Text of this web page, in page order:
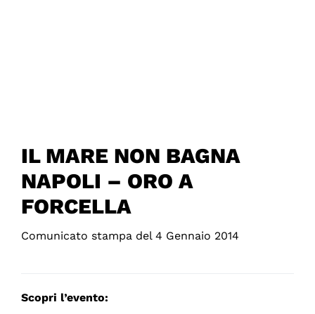
IL MARE NON BAGNA
NAPOLI – ORO A
FORCELLA
Comunicato stampa del 4 Gennaio 2014
Scopri l’evento: